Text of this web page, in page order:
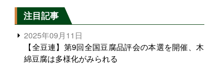
注目記事
2025年09月11日
【全豆連】第9回全国豆腐品評会の本選を開催、木
綿豆腐は多様化がみられる